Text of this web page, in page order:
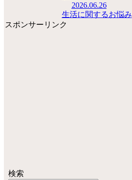
2026.06.26
生活に関するお悩み
スポンサーリンク
検索